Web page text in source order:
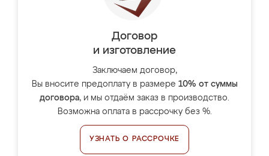
Договор
и изготовление
Заключаем договор,
Вы вносите предоплату в размере 10% от суммы
договора, и мы отдаём заказ в производство.
Возможна оплата в рассрочку без %.
УЗНАТЬ О РАССРОЧКЕ